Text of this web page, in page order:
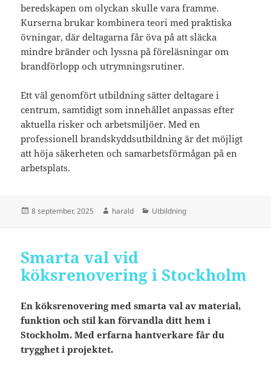
beredskapen om olyckan skulle vara framme.
Kurserna brukar kombinera teori med praktiska
övningar, där deltagarna får öva på att släcka
mindre bränder och lyssna på föreläsningar om
brandförlopp och utrymningsrutiner.
Ett väl genomfört utbildning sätter deltagare i
centrum, samtidigt som innehållet anpassas efter
aktuella risker och arbetsmiljöer. Med en
professionell brandskyddsutbildning är det möjligt
att höja säkerheten och samarbetsförmågan på en
arbetsplats.
Postat
8 september, 2025 Författare
harald Kategorier
Utbildning
Smarta val vid
köksrenovering i Stockholm
En köksrenovering med smarta val av material,
funktion och stil kan förvandla ditt hem i
Stockholm. Med erfarna hantverkare får du
trygghet i projektet.